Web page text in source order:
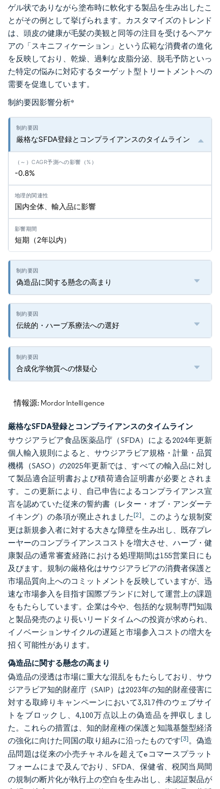
ゲル状でありながら塗布時に軟化する製品を生み出したこ
とがその例として挙げられます。カスタマイズのトレンド
は、頭皮の健康が毛髪の美観と同等の注目を受けるヘアケ
アの「スキニフィケーション」という広範な消費者の進化
を反映しており、乾燥、過剰な皮脂分泌、脱毛予防といっ
た特定の悩みに対応するターゲット型トリートメントへの
需要を促進しています。
制約要因影響分析*
厳格なSFDA登録とコンプライアンスのタイムライン
-0.8%
国内全体、輸入品に影響
短期（2年以内）
偽造品に関する懸念の高まり
伝統的・ハーブ系療法への選好
合成化学物質への懐疑心
情報源: Mordor Intelligence
厳格なSFDA登録とコンプライアンスのタイムライン
サウジアラビア食品医薬品庁（SFDA）による2024年更新
個人輸入規則によると、サウジアラビア規格・計量・品質
機構（SASO）の2025年更新では、すべての輸入品に対し
て製品適合証明書および積荷適合証明書が必要とされま
す。この更新により、自己申告によるコンプライアンス宣
言を認めていた従来の誓約書（レター・オブ・アンダーテ
イキング）の条項が廃止されました[2]。このような規制変
更は新規参入者に対する大きな障壁を生み出し、既存プレ
ーヤーのコンプライアンスコストを増大させ、ハーブ・健
康製品の通常審査経路における処理期間は155営業日にも
及びます。規制の厳格化はサウジアラビアの消費者保護と
市場品質向上へのコミットメントを反映していますが、迅
速な市場参入を目指す国際ブランドに対して運営上の課題
をもたらしています。企業は今や、包括的な規制専門知識
と製品発売のより長いリードタイムへの投資が求められ、
イノベーションサイクルの遅延と市場参入コストの増大を
招く可能性があります。
偽造品に関する懸念の高まり
偽造品の浸透は市場に重大な混乱をもたらしており、サウ
ジアラビア知的財産庁（SAIP）は2023年の知的財産侵害に
対する取締りキャンペーンにおいて3,317件のウェブサイ
トをブロックし、4,100万点以上の偽造品を押収しまし
た。これらの措置は、知的財産権の保護と知識基盤型経済
の強化に向けた同国の取り組みに沿ったものです[3]。偽造
品問題は従来の小売チャネルを超えてeコマースプラット
フォームにまで及んでおり、SFDA、保健省、税関当局間
の規制の断片化が執行上の空白を生み出し、未認証製品が